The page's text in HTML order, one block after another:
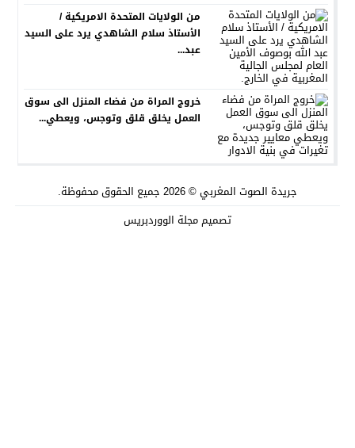
من الولايات المتحدة الامريكية /
الأستاذ سلام الشاهدي يرد على السيد
عبد...
خروج المراة من فضاء المنزل الى سوق
العمل يخلق قلق وتوجس، ويعطي...
جريدة الصوت المغربي© 2026 جميع الحقوق محفوظة.
تصميممجلة الووردبريس